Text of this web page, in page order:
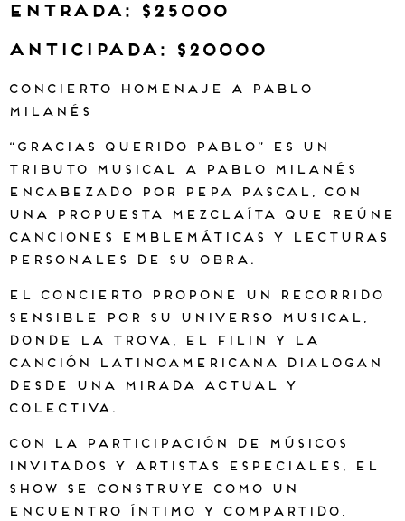
ENTRADA: $25000
anticipada: $20000
Concierto homenaje a Pablo
Milanés
“Gracias querido Pablo” es un
tributo musical a Pablo Milanés
encabezado por Pepa Pascal, con
una propuesta mezclaíta que reúne
canciones emblemáticas y lecturas
personales de su obra.
El concierto propone un recorrido
sensible por su universo musical,
donde la trova, el filin y la
canción latinoamericana dialogan
desde una mirada actual y
colectiva.
Con la participación de músicos
invitados y artistas especiales, el
show se construye como un
encuentro íntimo y compartido,